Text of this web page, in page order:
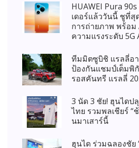
HUAWEI Pura
เดอร์แล้ววันนี้ ชูที่สุ
การถ่ายภาพ พร้อม
ความแรงระดับ 5G
ทีมมิตซูบิชิ แรลลี่อ
ป้องกันแชมป์เต็มพิ
รอสคันทรี แรลลี่
3 นัด 3 ชัย! ฮุนไดป
ไทย รวมพลเชียร์ “
นมาเสาร์นี้
ฮุนได ร่วมฉลองชัย